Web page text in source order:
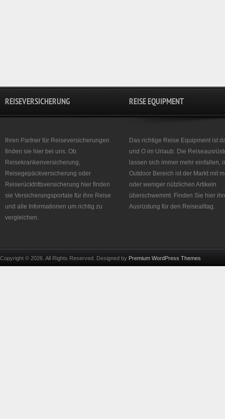
REISEVERSICHERUNG
Ihren Partner für Reiseversicherungen
finden sie hier bei uns. Ob
Reisekrankenversicherung,
Reisegepäckversicherung oder
Reiserücktrittsversicherung hier finden
sie Versicherungsportale für ihre Reise
und alle Informationen um richtig zu
vergleichen.
REISE EQUIPMENT
Das richtige Reise Equipment ist
und O im Urlaub. Die
lassen sich immer mehr einfallen,
Outdoor Bereich ist der Markt mit
oder weniger nützlichen Artikeln
überschwemmt. Finden Sie hier
Ausrüstung für den Reisealltag.
Copyright © 2026. All Rights Reserved. Designed by Premium WordPress Themes